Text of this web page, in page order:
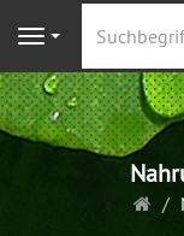
Navigation